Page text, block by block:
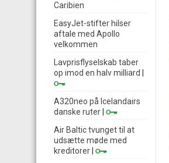
Caribien
EasyJet-stifter hilser
aftale med Apollo
velkommen
Lavprisflyselskab taber
op imod en halv milliard
A320neo på Icelandairs
danske ruter
Air Baltic tvunget til at
udsætte møde med
kreditorer